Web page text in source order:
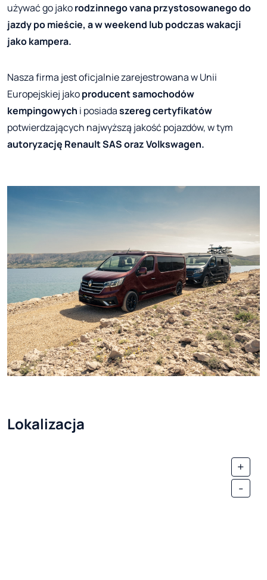
używać go jakorodzinnego vana przystosowanego do
jazdy po mieście, a w weekend lub podczas wakacji
jako kampera.
Nasza firma jest oficjalnie zarejestrowana w Unii
Europejskiej jakoproducent samochodów
kempingowych i posiadaszereg certyfikatów
potwierdzających najwyższą jakość pojazdów, w tym
autoryzację Renault SAS oraz Volkswagen.
Lokalizacja
+
-